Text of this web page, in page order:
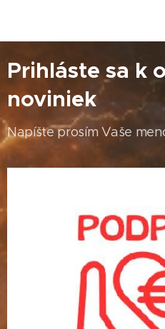
Prihláste sa k
noviniek
Napíšte prosím Vaše